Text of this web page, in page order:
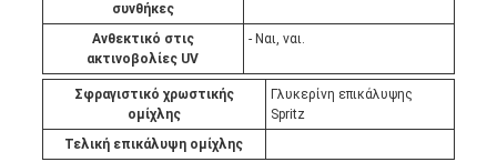
συνθήκες
Ανθεκτικό στις
ακτινοβολίες UV
- Ναι, ναι.
Σφραγιστικό χρωστικής
ομίχλης
Γλυκερίνη επικάλυψης
Spritz
Τελική επικάλυψη ομίχλης